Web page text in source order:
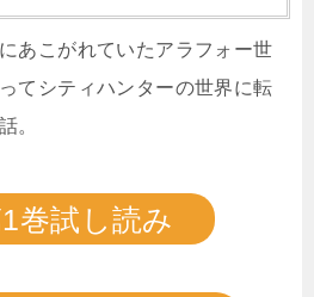
あこがれていたアラフォー世
てシティハンターの世界に転
。
巻試し読み